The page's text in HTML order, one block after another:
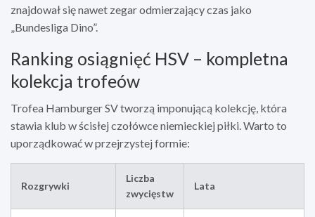
znajdował się nawet zegar odmierzający czas jako
„Bundesliga Dino”.
Ranking osiągnięć HSV – kompletna
kolekcja trofeów
Trofea Hamburger SV tworzą imponującą kolekcję, która
stawia klub w ścisłej czołówce niemieckiej piłki. Warto to
uporządkować w przejrzystej formie:
Rozgrywki
Liczba
zwycięstw
Lata